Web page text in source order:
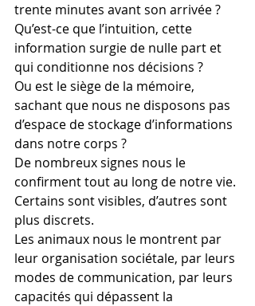
trente minutes avant son arrivée ?
Qu’est-ce que l’intuition, cette
information surgie de nulle part et
qui conditionne nos décisions ?
Ou est le siège de la mémoire,
sachant que nous ne disposons pas
d’espace de stockage d’informations
dans notre corps ?
De nombreux signes nous le
confirment tout au long de notre vie.
Certains sont visibles, d’autres sont
plus discrets.
Les animaux nous le montrent par
leur organisation sociétale, par leurs
modes de communication, par leurs
capacités qui dépassent la